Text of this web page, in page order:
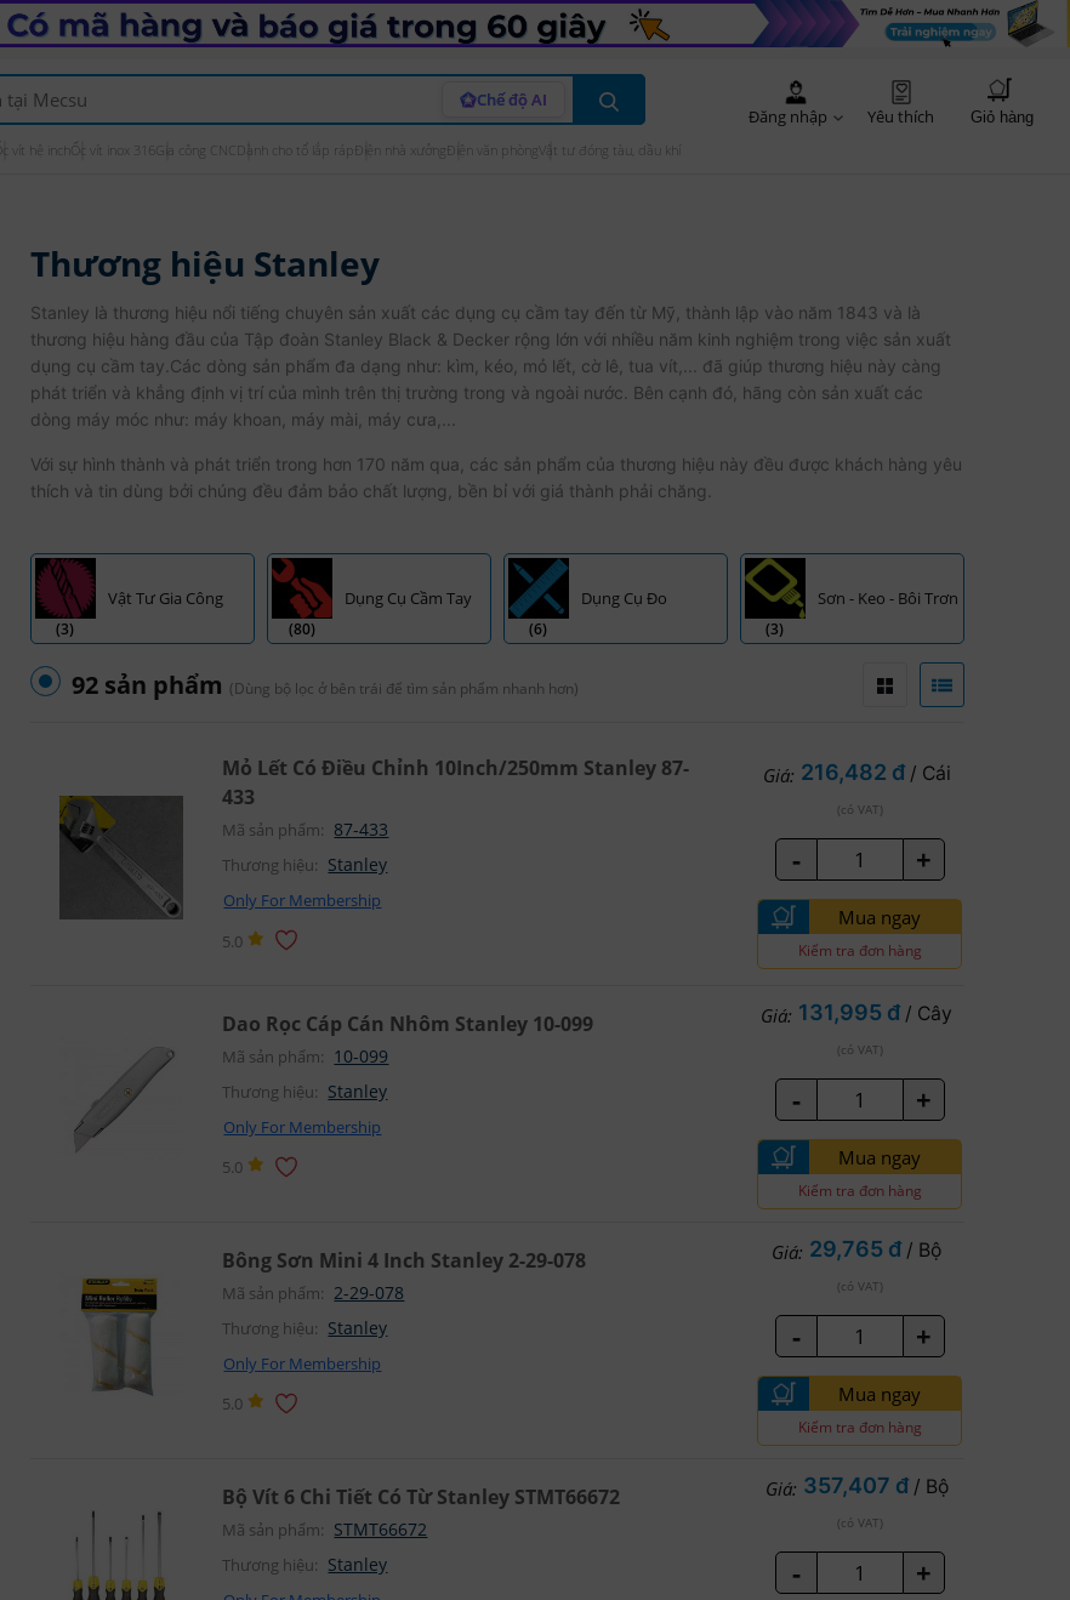
Chế độ AI
Đăng nhập Yêu thích Giỏ hàng
Ốc vít hệ inch Ốc vít inox 316 Gia công CNC Dành cho tổ lắp ráp Điện nhà xưởngĐiện văn phòng Vật tư đóng tàu, dầu khí
Thương hiệu Stanley
Stanley là thương hiệu nổi tiếng chuyên sản xuất các dụng cụ cầm tay đến từ Mỹ, thành lập vào năm 1843 và là
thương hiệu hàng đầu của Tập đoàn Stanley Black & Decker rộng lớn với nhiều năm kinh nghiệm trong việc sản xuất
dụng cụ cầm tay.Các dòng sản phẩm đa dạng như: kìm, kéo, mỏ lết, cờ lê, tua vít,... đã giúp thương hiệu này càng
phát triển và khẳng định vị trí của mình trên thị trường trong và ngoài nước. Bên cạnh đó, hãng còn sản xuất các
dòng máy móc như: máy khoan, máy mài, máy cưa,...
Với sự hình thành và phát triển trong hơn 170 năm qua, các sản phẩm của thương hiệu này đều được khách hàng yêu
thích và tin dùng bởi chúng đều đảm bảo chất lượng, bền bỉ với giá thành phải chăng.
(3)
Vật Tư Gia Công
(80)
Dụng Cụ Cầm Tay
(6)
Dụng Cụ Đo
(3)
Sơn - Keo - Bôi Trơn
92 sản phẩm (Dùng bộ lọc ở bên trái để tìm sản phẩm nhanh hơn)
Mỏ Lết Có Điều Chỉnh 10Inch/250mm Stanley 87-
433
Mã sản phẩm: 87-433
Thương hiệu: Stanley
Only For Membership
5.0
Giá: 216,482 đ / Cái
(có VAT)
- +
Mua ngay
Kiểm tra đơn hàng
Dao Rọc Cáp Cán Nhôm Stanley 10-099
Mã sản phẩm: 10-099
Thương hiệu: Stanley
Only For Membership
5.0
Giá: 131,995 đ / Cây
(có VAT)
- +
Mua ngay
Kiểm tra đơn hàng
Bông Sơn Mini 4 Inch Stanley 2-29-078
Mã sản phẩm: 2-29-078
Thương hiệu: Stanley
Only For Membership
5.0
Giá: 29,765 đ / Bộ
(có VAT)
- +
Mua ngay
Kiểm tra đơn hàng
Bộ Vít 6 Chi Tiết Có Từ Stanley STMT66672
Mã sản phẩm: STMT66672
Thương hiệu: Stanley
Giá: 357,407 đ / Bộ
(có VAT)
- +